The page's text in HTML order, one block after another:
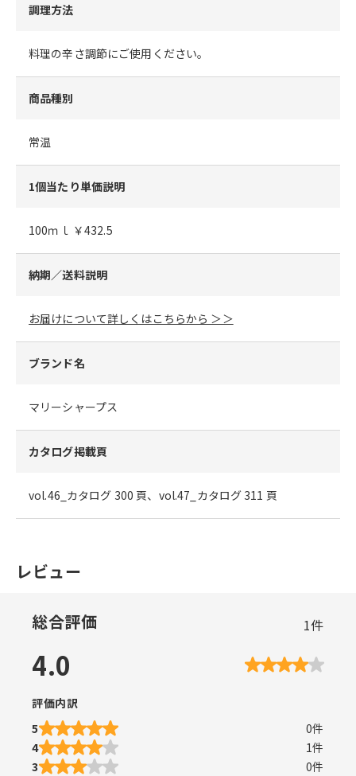
調理方法
料理の辛さ調節にご使用ください。
商品種別
常温
1個当たり単価説明
100ｍｌ ￥432.5
納期／送料説明
お届けについて詳しくはこちらから ＞＞
ブランド名
マリーシャープス
カタログ掲載頁
vol.46_カタログ 300 頁、vol.47_カタログ 311 頁
レビュー
総合評価 1件
4.0
評価内訳
5
0件
4
1件
3
0件